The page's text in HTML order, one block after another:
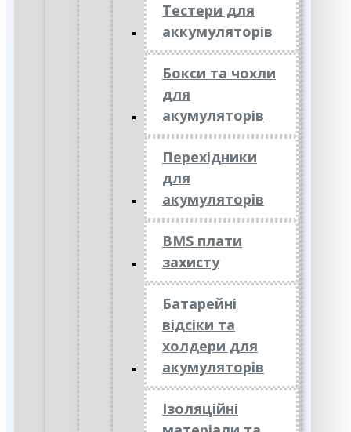
Тестери для
аккумуляторів
Бокси та чохли
для
акумуляторів
Перехідники
для
акумуляторів
BMS плати
захисту
Батарейні
відсіки та
холдери для
акумуляторів
Ізоляційні